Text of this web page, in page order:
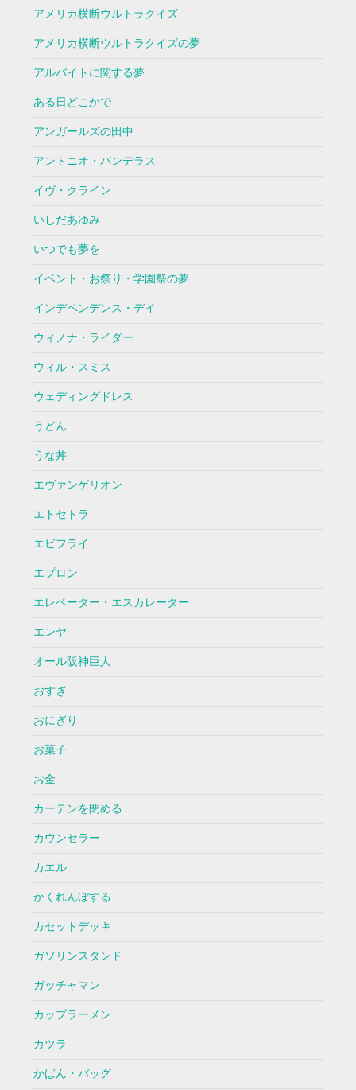
アメリカ横断ウルトラクイズ
アメリカ横断ウルトラクイズの夢
アルバイトに関する夢
ある日どこかで
アンガールズの田中
アントニオ・バンデラス
イヴ・クライン
いしだあゆみ
いつでも夢を
イベント・お祭り・学園祭の夢
インデペンデンス・デイ
ウィノナ・ライダー
ウィル・スミス
ウェディングドレス
うどん
うな丼
エヴァンゲリオン
エトセトラ
エビフライ
エプロン
エレベーター・エスカレーター
エンヤ
オール阪神巨人
おすぎ
おにぎり
お菓子
お金
カーテンを閉める
カウンセラー
カエル
かくれんぼする
カセットデッキ
ガソリンスタンド
ガッチャマン
カップラーメン
カツラ
かばん・バッグ